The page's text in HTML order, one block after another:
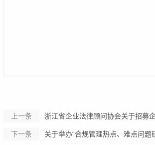
上一条 浙江省企业法律顾问协会关于招募
下一条 关于举办“合规管理热点、难点问